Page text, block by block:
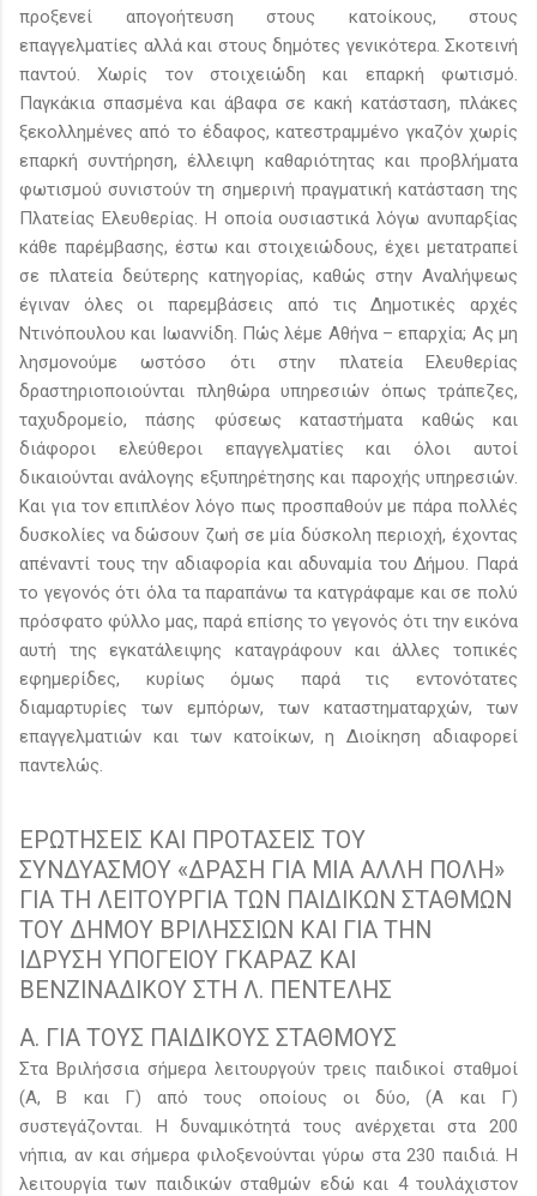
προξενεί απογοήτευση στους κατοίκους, στους
επαγγελματίες αλλά και στους δημότες γενικότερα. Σκοτεινή
παντού. Χωρίς τον στοιχειώδη και επαρκή φωτισμό.
Παγκάκια σπασμένα και άβαφα σε κακή κατάσταση, πλάκες
ξεκολλημένες από το έδαφος, κατεστραμμένο γκαζόν χωρίς
επαρκή συντήρηση, έλλειψη καθαριότητας και προβλήματα
φωτισμού συνιστούν τη σημερινή πραγματική κατάσταση της
Πλατείας Ελευθερίας. Η οποία ουσιαστικά λόγω ανυπαρξίας
κάθε παρέμβασης, έστω και στοιχειώδους, έχει μετατραπεί
σε πλατεία δεύτερης κατηγορίας, καθώς στην Αναλήψεως
έγιναν όλες οι παρεμβάσεις από τις Δημοτικές αρχές
Ντινόπουλου και Ιωαννίδη. Πώς λέμε Αθήνα – επαρχία; Ας μη
λησμονούμε ωστόσο ότι στην πλατεία Ελευθερίας
δραστηριοποιούνται πληθώρα υπηρεσιών όπως τράπεζες,
ταχυδρομείο, πάσης φύσεως καταστήματα καθώς και
διάφοροι ελεύθεροι επαγγελματίες και όλοι αυτοί
δικαιούνται ανάλογης εξυπηρέτησης και παροχής υπηρεσιών.
Και για τον επιπλέον λόγο πως προσπαθούν με πάρα πολλές
δυσκολίες να δώσουν ζωή σε μία δύσκολη περιοχή, έχοντας
απέναντί τους την αδιαφορία και αδυναμία του Δήμου. Παρά
το γεγονός ότι όλα τα παραπάνω τα κατγράφαμε και σε πολύ
πρόσφατο φύλλο μας, παρά επίσης το γεγονός ότι την εικόνα
αυτή της εγκατάλειψης καταγράφουν και άλλες τοπικές
εφημερίδες, κυρίως όμως παρά τις εντονότατες
διαμαρτυρίες των εμπόρων, των καταστηματαρχών, των
επαγγελματιών και των κατοίκων, η Διοίκηση αδιαφορεί
παντελώς.
ΕΡΩΤΗΣΕΙΣ ΚΑΙ ΠΡΟΤΑΣΕΙΣ ΤΟΥ
ΣΥΝΔΥΑΣΜΟΥ «ΔΡΑΣΗ ΓΙΑ ΜΙΑ ΑΛΛΗ ΠΟΛΗ»
ΓΙΑ ΤΗ ΛΕΙΤΟΥΡΓΙΑ ΤΩΝ ΠΑΙΔΙΚΩΝ ΣΤΑΘΜΩΝ
ΤΟΥ ΔΗΜΟΥ ΒΡΙΛΗΣΣΙΩΝ ΚΑΙ ΓΙΑ ΤΗΝ
ΙΔΡΥΣΗ ΥΠΟΓΕΙΟΥ ΓΚΑΡΑΖ KΑΙ
ΒΕΝΖΙΝΑΔΙΚΟΥ ΣΤΗ Λ. ΠΕΝΤΕΛΗΣ
Α. ΓΙΑ ΤΟΥΣ ΠΑΙΔΙΚΟΥΣ ΣΤΑΘΜΟΥΣ
Στα Βριλήσσια σήμερα λειτουργούν τρεις παιδικοί σταθμοί
(Α, Β και Γ) από τους οποίους οι δύο, (Α και Γ)
συστεγάζονται. Η δυναμικότητά τους ανέρχεται στα 200
νήπια, αν και σήμερα φιλοξενούνται γύρω στα 230 παιδιά. Η
λειτουργία των παιδικών σταθμών εδώ και 4 τουλάχιστον